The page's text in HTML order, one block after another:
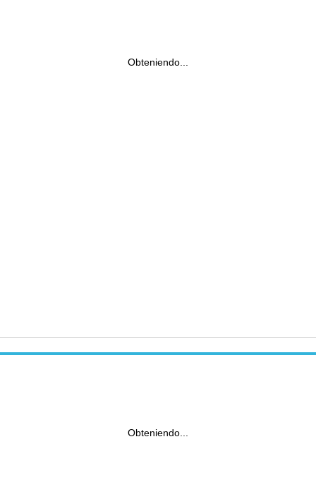
Obteniendo...
Obteniendo...